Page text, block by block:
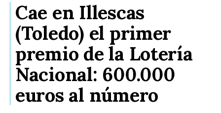
Cae en Illescas
(Toledo) el primer
premio de la Lotería
Nacional: 600.000
euros al número